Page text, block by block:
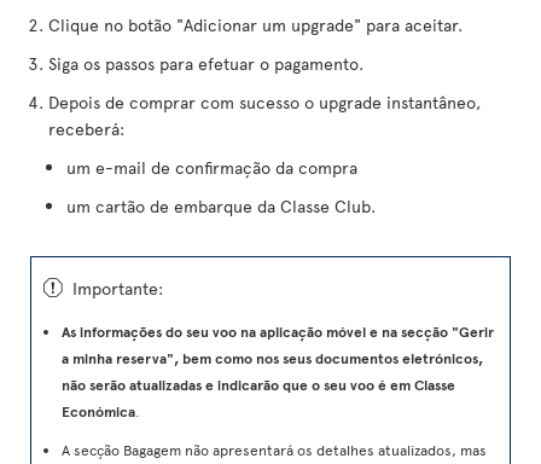
Clique no botão "Adicionar um upgrade" para aceitar.
Siga os passos para efetuar o pagamento.
Depois de comprar com sucesso o upgrade instantâneo,
receberá:
um e-mail de confirmação da compra
um cartão de embarque da Classe Club.
ü Importante:
As informações do seu voo na aplicação móvel e na secção "Gerir
a minha reserva", bem como nos seus documentos eletrónicos,
não serão atualizadas e indicarão que o seu voo é em Classe
Económica
A secção Bagagem não apresentará os detalhes atualizados, mas